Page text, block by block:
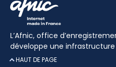
L’Afnic, office
développe une infrastructure
HAUT DE PAGE